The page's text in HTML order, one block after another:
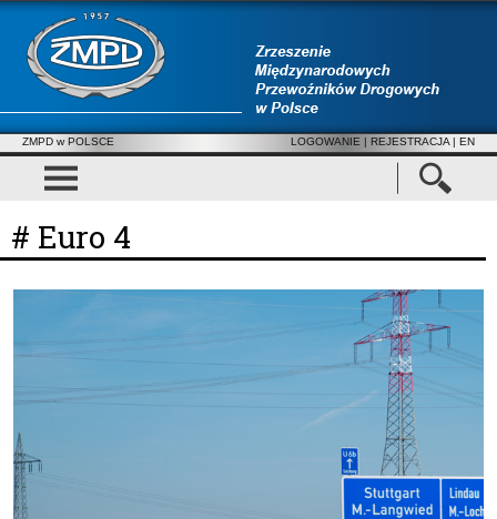
ZMPD w POLSCE LOGOWANIE | REJESTRACJA | EN
# Euro 4